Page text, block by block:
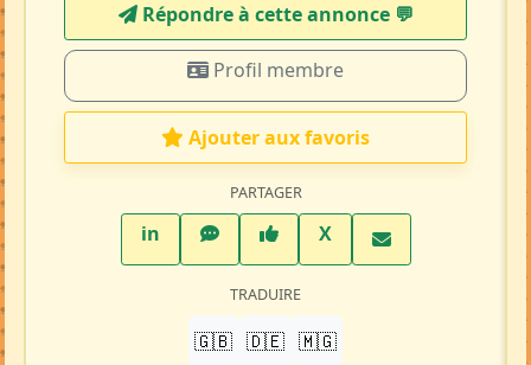
Répondre à cette annonce 💬​
Profil membre
Ajouter aux favoris
PARTAGER
inLinkedInWhatsAppFacebook
XTwitter X
TRADUIRE
🇬🇧 🇩🇪 🇲🇬